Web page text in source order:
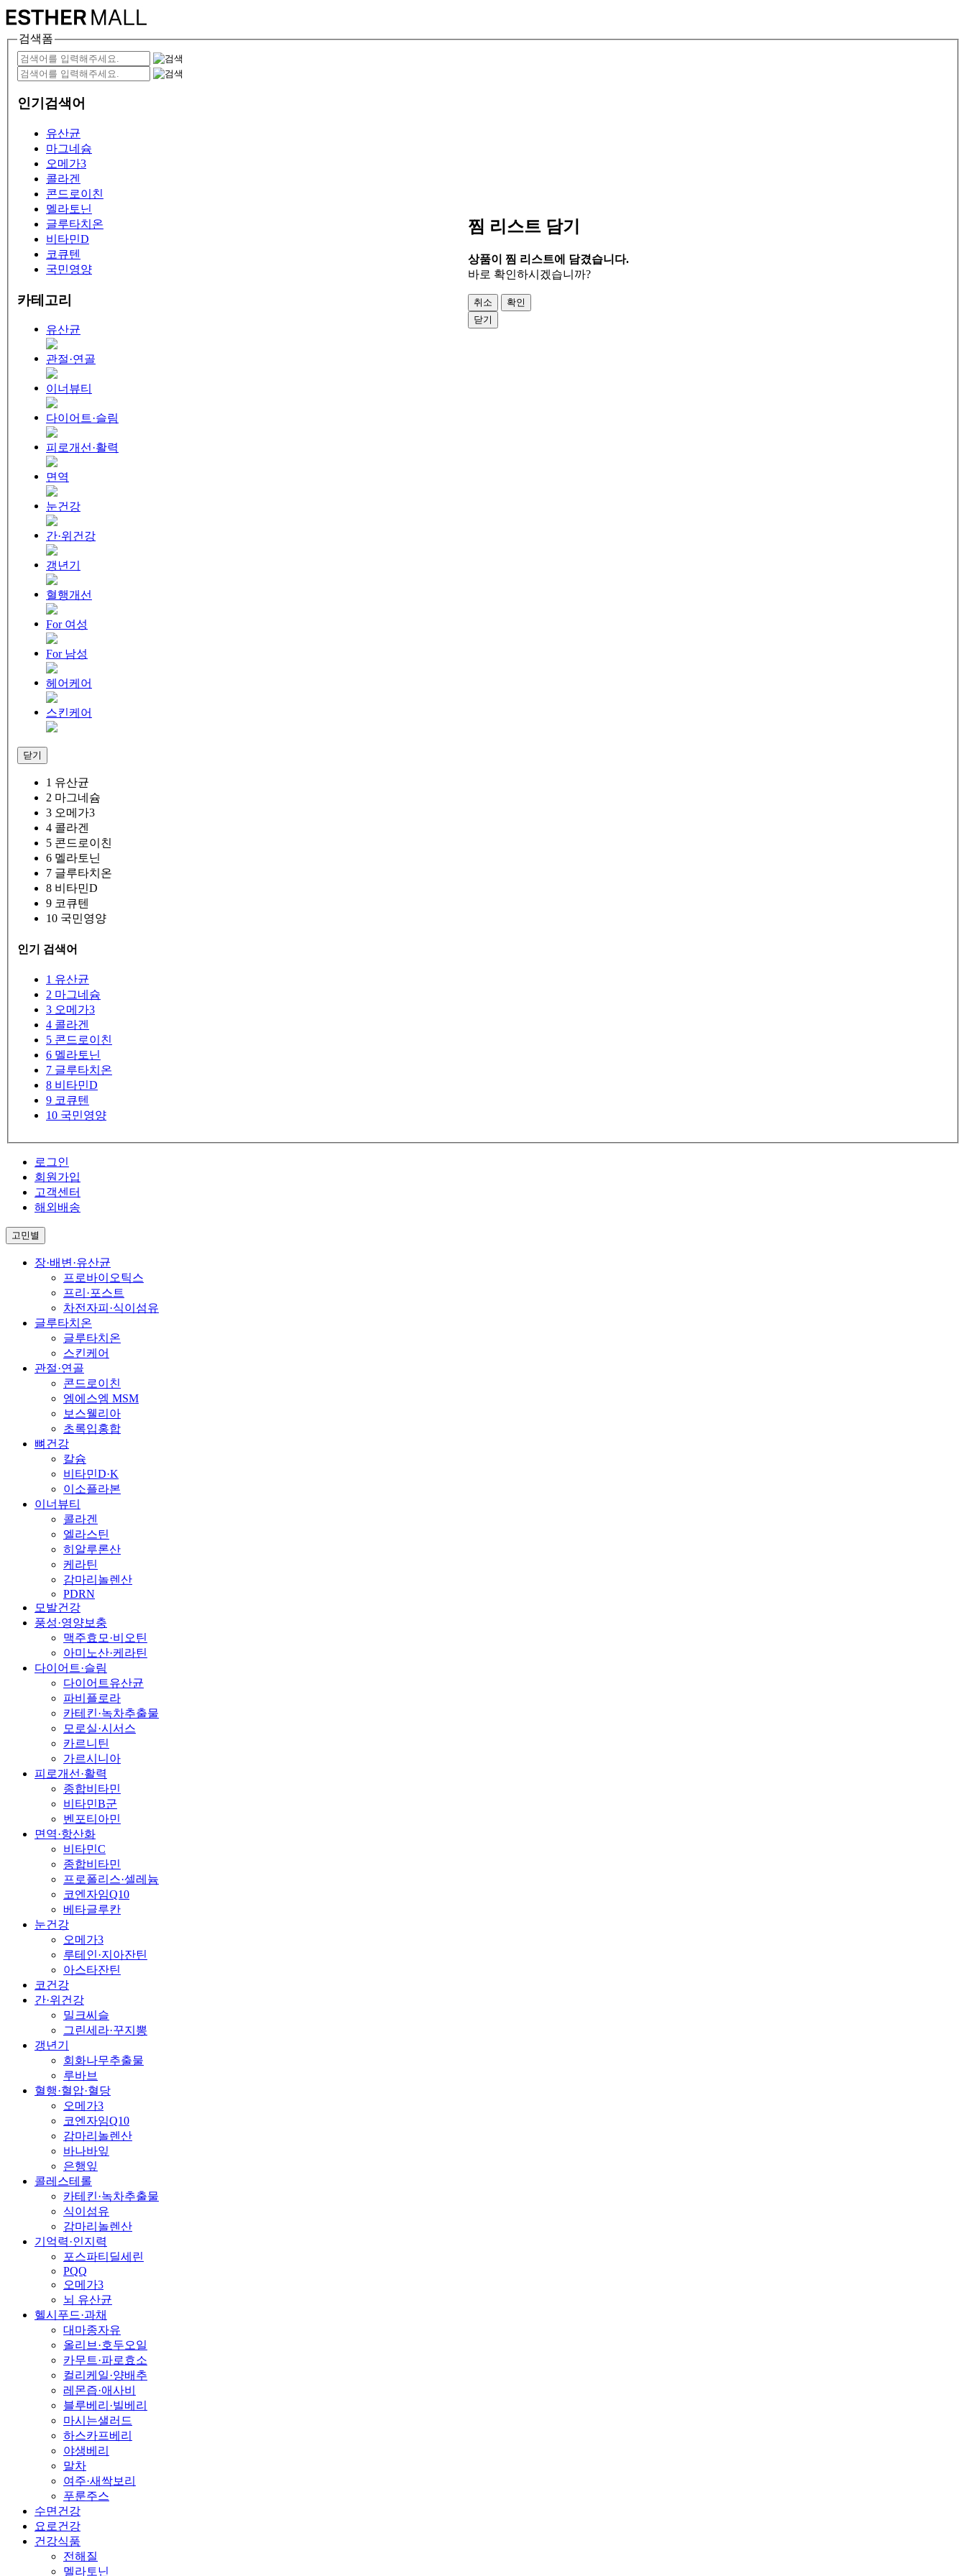
검색폼
인기검색어
유산균
마그네슘
오메가3
콜라겐
콘드로이친
멜라토닌
글루타치온
비타민D
코큐텐
국민영양
카테고리
유산균
관절·연골
이너뷰티
다이어트·슬림
피로개선·활력
면역
눈건강
간·위건강
갱년기
혈행개선
For 여성
For 남성
헤어케어
스킨케어
닫기
1 유산균
2 마그네슘
3 오메가3
4 콜라겐
5 콘드로이친
6 멜라토닌
7 글루타치온
8 비타민D
9 코큐텐
10 국민영양
인기 검색어
1 유산균
2 마그네슘
3 오메가3
4 콜라겐
5 콘드로이친
6 멜라토닌
7 글루타치온
8 비타민D
9 코큐텐
10 국민영양
로그인
회원가입
고객센터
해외배송
고민별
장·배변·유산균
프로바이오틱스
프리·포스트
차전자피·식이섬유
글루타치온
글루타치온
스킨케어
관절·연골
콘드로이친
엠에스엠 MSM
보스웰리아
초록입홍합
뼈건강
칼슘
비타민D·K
이소플라본
이너뷰티
콜라겐
엘라스틴
히알루론산
케라틴
감마리놀렌산
PDRN
모발건강
풍성·영양보충
맥주효모·비오틴
아미노산·케라틴
다이어트·슬림
다이어트유산균
파비플로라
카테킨·녹차추출물
모로실·시서스
카르니틴
가르시니아
피로개선·활력
종합비타민
비타민B군
벤포티아민
면역·항산화
비타민C
종합비타민
프로폴리스·셀레늄
코엔자임Q10
베타글루칸
눈건강
오메가3
루테인·지아잔틴
아스타잔틴
코건강
간·위건강
밀크씨슬
그린세라·꾸지뽕
갱년기
회화나무추출물
루바브
혈행·혈압·혈당
오메가3
코엔자임Q10
감마리놀렌산
바나바잎
은행잎
콜레스테롤
카테킨·녹차추출물
식이섬유
감마리놀렌산
기억력·인지력
포스파티딜세린
PQQ
오메가3
뇌 유산균
헬시푸드·과채
대마종자유
올리브·호두오일
카무트·파로효소
컬리케일·양배추
레몬즙·애사비
블루베리·빌베리
마시는샐러드
하스카프베리
야생베리
말차
여주·새싹보리
푸룬주스
수면건강
요로건강
건강식품
전해질
멜라토닌
찜 리스트 담기
상품이 찜 리스트에 담겼습니다.
바로 확인하시겠습니까?
취소
확인
닫기